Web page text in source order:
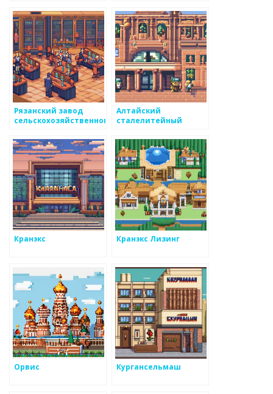
Рязанский завод
сельскохозяйственного
Алтайский
сталелитейный
Кранэкс Кранэкс Лизинг
Орвис Кургансельмаш